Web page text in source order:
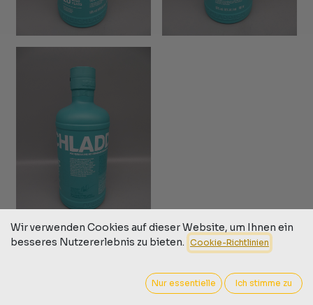
Bruichladdich CLASSIC LADDIE
10yo Scottish Barley 50%
Wir verwenden Cookies auf dieser Website, um Ihnen ein
besseres Nutzererlebnis zu bieten. Cookie-Richtlinien
Nur essentielle Ich stimme zu